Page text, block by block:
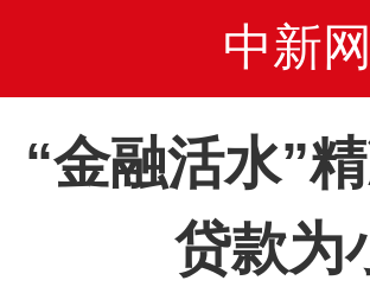
中新
“金融活水”
贷款为